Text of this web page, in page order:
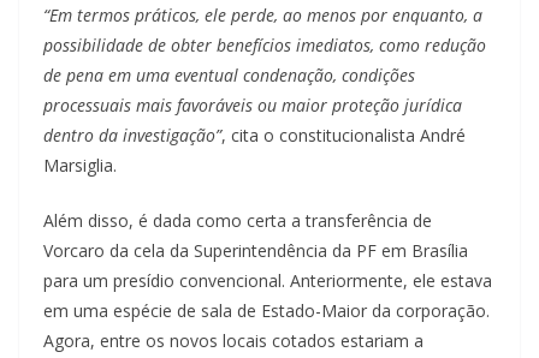
“Em termos práticos, ele perde, ao menos por enquanto, a
possibilidade de obter benefícios imediatos, como redução
de pena em uma eventual condenação, condições
processuais mais favoráveis ou maior proteção jurídica
dentro da investigação”, cita o constitucionalista André
Marsiglia.
Além disso, é dada como certa a transferência de
Vorcaro da cela da Superintendência da PF em Brasília
para um presídio convencional. Anteriormente, ele estava
em uma espécie de sala de Estado-Maior da corporação.
Agora, entre os novos locais cotados estariam a